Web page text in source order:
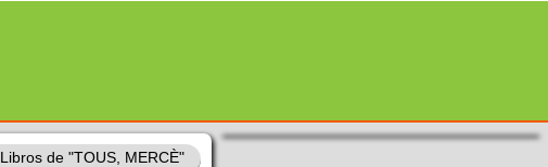
Libros de "TOUS, MERCÈ"